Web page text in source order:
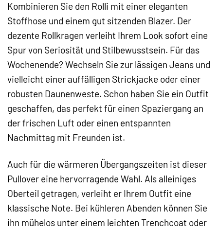
Kombinieren Sie den Rolli mit einer eleganten
Stoffhose und einem gut sitzenden Blazer. Der
dezente Rollkragen verleiht Ihrem Look sofort eine
Spur von Seriosität und Stilbewusstsein. Für das
Wochenende? Wechseln Sie zur lässigen Jeans und
vielleicht einer auffälligen Strickjacke oder einer
robusten Daunenweste. Schon haben Sie ein Outfit
geschaffen, das perfekt für einen Spaziergang an
der frischen Luft oder einen entspannten
Nachmittag mit Freunden ist.
Auch für die wärmeren Übergangszeiten ist dieser
Pullover eine hervorragende Wahl. Als alleiniges
Oberteil getragen, verleiht er Ihrem Outfit eine
klassische Note. Bei kühleren Abenden können Sie
ihn mühelos unter einem leichten Trenchcoat oder